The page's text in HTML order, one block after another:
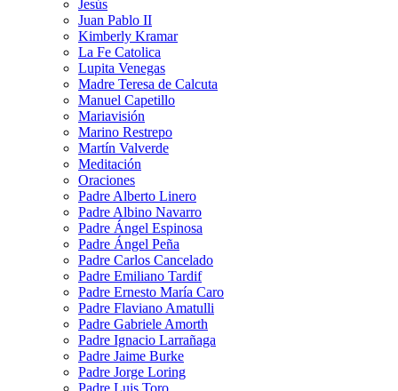
Jesús
Juan Pablo II
Kimberly Kramar
La Fe Catolica
Lupita Venegas
Madre Teresa de Calcuta
Manuel Capetillo
Mariavisión
Marino Restrepo
Martín Valverde
Meditación
Oraciones
Padre Alberto Linero
Padre Albino Navarro
Padre Ángel Espinosa
Padre Ángel Peña
Padre Carlos Cancelado
Padre Emiliano Tardif
Padre Ernesto María Caro
Padre Flaviano Amatulli
Padre Gabriele Amorth
Padre Ignacio Larrañaga
Padre Jaime Burke
Padre Jorge Loring